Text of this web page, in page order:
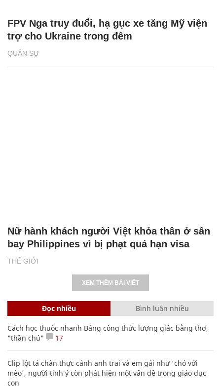
QUÂN SỰ
FPV Nga truy đuổi, hạ gục xe tăng Mỹ viện
trợ cho Ukraine trong đêm
THẾ GIỚI
Nữ hành khách người Việt khỏa thân ở sân
bay Philippines vì bị phạt quá hạn visa
XEM THÊM BÀI VIẾT
Đọc nhiều Bình luận nhiều
Cách học thuộc nhanh Bảng công thức lượng giác bằng thơ,
"thần chú"
17
Clip lột tả chân thực cảnh anh trai và em gái như 'chó với
mèo', người tinh ý còn phát hiện một vấn đề trong giáo dục
con